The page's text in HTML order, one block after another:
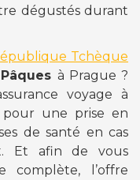
dégustés durant
Tchèque
à Prague ?
voyage à
pour une prise en
de santé en cas
Et afin de vous
complète, l’offre